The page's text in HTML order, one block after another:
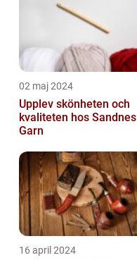
02 maj 2024
Upplev skönheten och
kvaliteten hos Sandnes
Garn
16 april 2024